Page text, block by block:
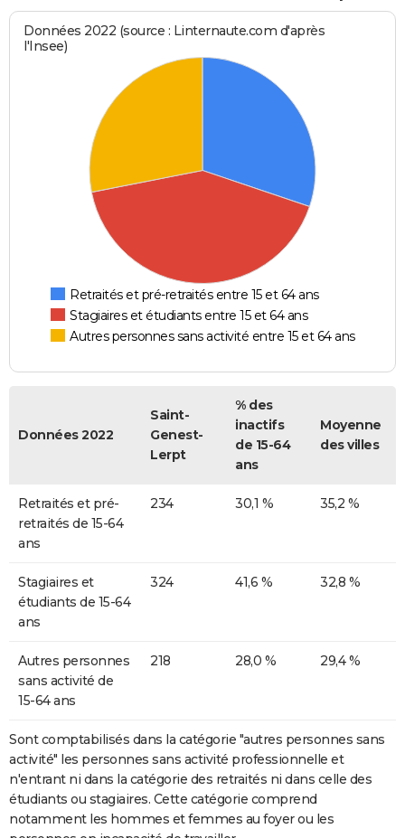
Données 2022 (source : Linternaute.com d'après
l'Insee)
Retraités et pré-retraités entre 15 et 64 ans
Stagiaires et étudiants entre 15 et 64 ans
Autres personnes sans activité entre 15 et 64 ans
Données 2022
Saint-
Genest-
Lerpt
% des
inactifs
de 15-64
ans
Moyenne
des villes
Retraités et pré-
retraités de 15-64
ans
234 30,1 % 35,2 %
Stagiaires et
étudiants de 15-64
ans
324 41,6 % 32,8 %
Autres personnes
sans activité de
15-64 ans
218 28,0 % 29,4 %
Sont comptabilisés dans la catégorie "autres personnes sans
activité" les personnes sans activité professionnelle et
n'entrant ni dans la catégorie des retraités ni dans celle des
étudiants ou stagiaires. Cette catégorie comprend
notamment les hommes et femmes au foyer ou les